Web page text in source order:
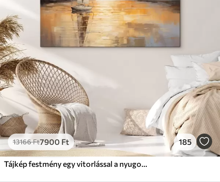
13166Ft7900 Ft 185
Tájkép festmény egy vitorlással a nyugodt tengeren, narancssárga és sárga égbolt, távoli hegyek